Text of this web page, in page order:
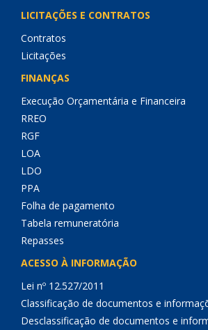
LICITAÇÕES E CONTRATOS
Contratos
Licitações
FINANÇAS
Execução Orçamentária e Financeira
RREO
RGF
LOA
LDO
PPA
Folha de pagamento
Tabela remuneratória
Repasses
ACESSO À INFORMAÇÃO
Lei nº 12.527/2011
Classificação de documentos e
Desclassificação de documentos e